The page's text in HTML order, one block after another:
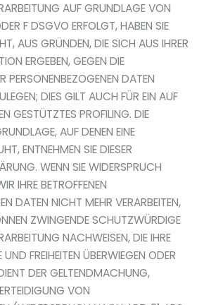
AUF GRUNDLAGE VON
F DSGVO ERFOLGT, HABEN SIE
AUS GRÜNDEN, DIE SICH AUS IHRER
ERGEBEN, GEGEN DIE
PERSONENBEZOGENEN DATEN
DIES GILT AUCH FÜR EIN AUF
GESTÜTZTES PROFILING. DIE
AUF DENEN EINE
ENTNEHMEN SIE DIESER
WENN SIE WIDERSPRUCH
IHRE BETROFFENEN
DATEN NICHT MEHR VERARBEITEN,
ZWINGENDE SCHUTZWÜRDIGE
NACHWEISEN, DIE IHRE
UND FREIHEITEN ÜBERWIEGEN ODER
DER GELTENDMACHUNG,
VON